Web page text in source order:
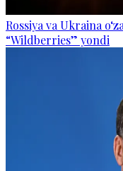
Rossiya va Ukraina
“Wildberries” yondi